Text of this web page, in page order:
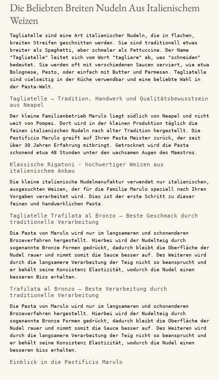
Die Beliebten Breiten Nudeln Aus Italienischem
Weizen
Tagliatelle sind eine Art italienischer Nudeln, die in flachen,
breiten Streifen geschnitten werden. Sie sind traditionell etwas
breiter als Spaghetti, aber schmaler als Fettuccine. Der Name
"Tagliatelle" leitet sich vom Wort "tagliare" ab, was "schneiden"
bedeutet. Sie werden oft mit verschiedenen Saucen serviert, wie etwa
Bolognese, Pesto, oder einfach mit Butter und Parmesan. Tagliatelle
sind vielseitig in der Küche verwendbar und eine beliebte Wahl in
der Pasta-Welt.
Tagliatelle – Tradition, Handwerk und Qualitätsbewusstsein
aus Neapel
Der kleine Familienbetrieb Marulo liegt südlich von Neapel und nicht
weit von Pompei. Dort wird in der kleinen Produktion täglich die
feinen italienischen Nudeln nach alter Tradition hergestellt. Die
Pastificio Marulo greift auf Ihren Pasta Meister zurück, der seit
über 30 Jahren Erfahrung mitbringt. Getrocknet wird die Pasta
schonend etwa 48 Stunden unter den wachsamen Augen des Maestros.
Klassische Rigatoni - hochwertiger Weizen aus
italienischem Anbau
Die kleine italienische Nudelmanufaktur verwendet nur italienischen,
ausgesuchten Weizen, der für die Familie Marulo speziell nach Ihren
Vorgaben verarbeitet wird. Dies ist der erste Schritt zu dieser
feinen und handwerklichen Pasta.
Tagliatelle Trafilata al Bronzo – Beste Geschmack durch
traditionelle Verarbeitung
Die Pasta von Marulo wird nur im langsameren und schonenderen
Brozeverfahren hergestellt. Hierbei wird der Nudelteig durch
sogenannte Bronze Formen gedrückt, dadurch bleibt die Oberfläche der
Nudel rauer und nimmt somit die Sauce besser auf. Des Weiteren wird
durch die langsamere Verarbeitung der Teig nicht so beansprucht und
er behält seine Konsistenz Elastizität, wodurch die Nudel einen
besseren Biss erhalten.
Trafilata al Bronzo – Beste Verarbeitung durch
traditionelle Verarbeitung
Die Pasta von Marulo wird nur im langsameren und schonenderen
Brozeverfahren hergestellt. Hierbei wird der Nudelteig durch
sogenannte Bronze Formen gedrückt, dadurch bleibt die Oberfläche der
Nudel rauer und nimmt somit die Sauce besser auf. Des Weiteren wird
durch die langsamere Verarbeitung der Teig nicht so beansprucht und
er behält seine Konsistenz Elastizität, wodurch die Nudel einen
besseren biss erhalten.
Einblick in die Pastificio Marulo